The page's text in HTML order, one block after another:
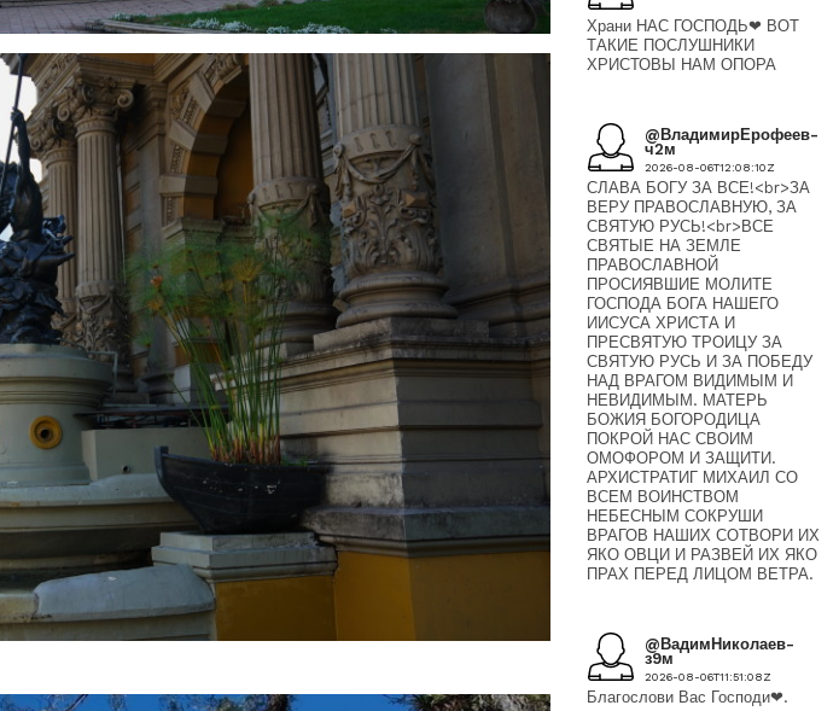
Храни НАС ГОСПОДЬ❤ ВОТ
ТАКИЕ ПОСЛУШНИКИ
ХРИСТОВЫ НАМ ОПОРА
@ВладимирЕрофеев-
ч2м
2026-08-06T12:08:10Z
СЛАВА БОГУ ЗА ВСЕ!<br>ЗА
ВЕРУ ПРАВОСЛАВНУЮ, ЗА
СВЯТУЮ РУСЬ!<br>ВСЕ
СВЯТЫЕ НА ЗЕМЛЕ
ПРАВОСЛАВНОЙ
ПРОСИЯВШИЕ МОЛИТЕ
ГОСПОДА БОГА НАШЕГО
ИИСУСА ХРИСТА И
ПРЕСВЯТУЮ ТРОИЦУ ЗА
СВЯТУЮ РУСЬ И ЗА ПОБЕДУ
НАД ВРАГОМ ВИДИМЫМ И
НЕВИДИМЫМ. МАТЕРЬ
БОЖИЯ БОГОРОДИЦА
ПОКРОЙ НАС СВОИМ
ОМОФОРОМ И ЗАЩИТИ.
АРХИСТРАТИГ МИХАИЛ СО
ВСЕМ ВОИНСТВОМ
НЕБЕСНЫМ СОКРУШИ
ВРАГОВ НАШИХ СОТВОРИ ИХ
ЯКО ОВЦИ И РАЗВЕЙ ИХ ЯКО
ПРАХ ПЕРЕД ЛИЦОМ ВЕТРА.
@ВадимНиколаев-
з9м
2026-08-06T11:51:08Z
Благослови Вас Господи❤.